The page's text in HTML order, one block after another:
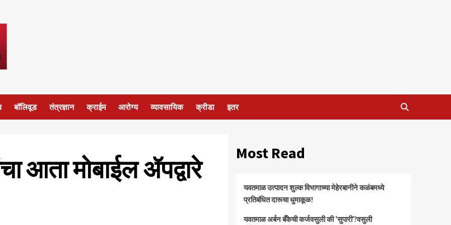
बॉलिवूड तंत्रज्ञान क्राईम आरोग्य व्यावसायिक क्रीडा इतर
आता मोबाईल ॲपद्वारे
Most Read
यवतमाळ उत्पादन शुल्क विभागाच्या मेहेरबानीने कळंबमध्ये
प्रतिबंधित दारूचा धुमाकूळ!
​यवतमाळ अर्बन बँकेची कर्जवसुली की ‘सुपारी’?वसुली